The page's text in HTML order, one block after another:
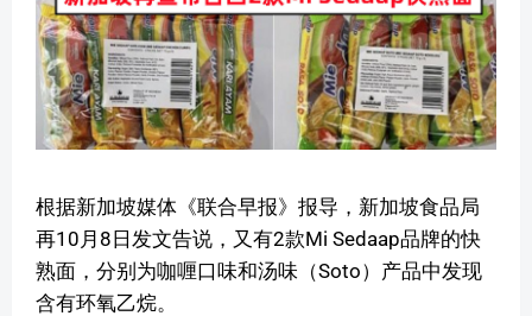
根据新加坡媒体《联合早报》报导，新加坡食品局
再10月8日发文告说，又有2款Mi Sedaap品牌的快
熟面，分别为咖喱口味和汤味（Soto）产品中发现
含有环氧乙烷。